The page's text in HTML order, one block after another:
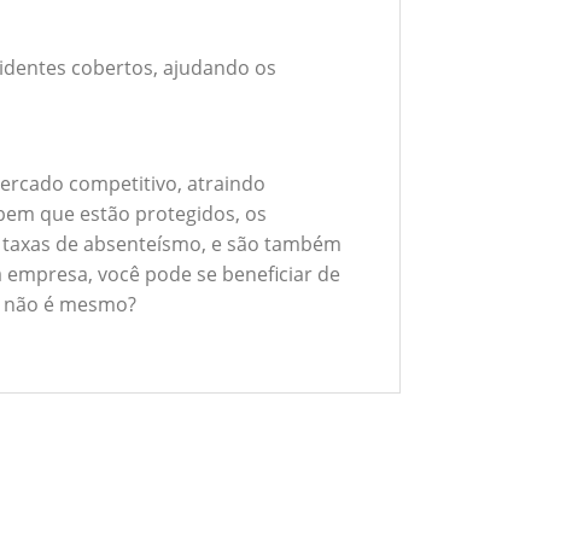
cobertos, ajudando os
competitivo, atraindo
que estão protegidos, os
de absenteísmo, e são também
você pode se beneficiar de
é mesmo?